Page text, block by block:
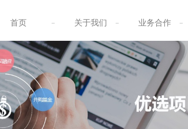
阳泉贷款公司
阳泉贷款攻略
阳泉公积金贷款
阳泉汽车抵押贷款
阳泉重组优化服务
首页 关于我们 业务合作